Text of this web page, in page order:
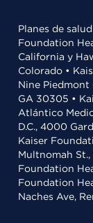
Planes de
Foundation
California y
Colorado •
Nine Piedmont
GA 30305 •
Atlántico
D.C., 4000
Kaiser
Multnomah St.,
Foundation
Foundation
Naches Ave,